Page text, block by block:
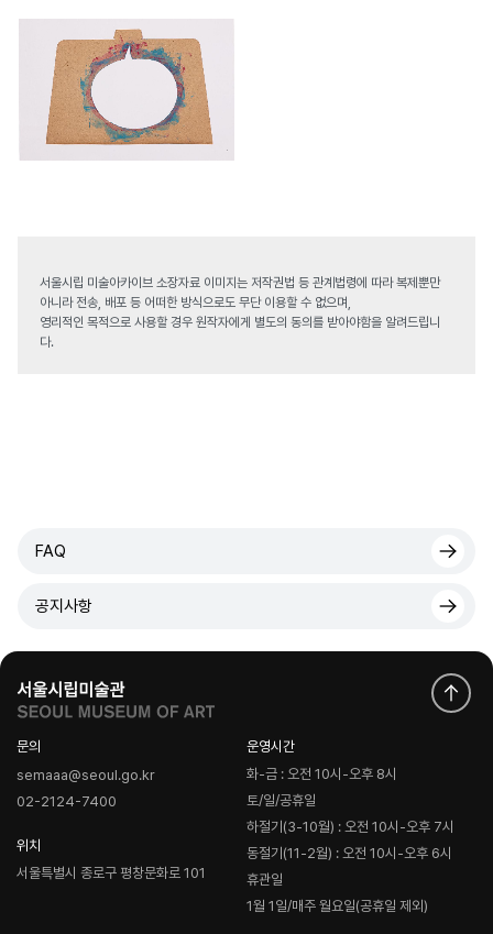
서울시립 미술아카이브 소장자료 이미지는 저작권법 등 관계법령에 따라 복제뿐만
아니라 전송, 배포 등 어떠한 방식으로도 무단 이용할 수 없으며,
영리적인 목적으로 사용할 경우 원작자에게 별도의 동의를 받아야함을 알려드립니
다.
FAQ
공지사항
문의
semaaa@seoul.go.kr
02-2124-7400
위치
서울특별시 종로구 평창문화로 101
운영시간
화-금 : 오전 10시-오후 8시
토/일/공휴일
하절기(3-10월) : 오전 10시-오후 7시
동절기(11-2월) : 오전 10시-오후 6시
휴관일
1월 1일/매주 월요일(공휴일 제외)